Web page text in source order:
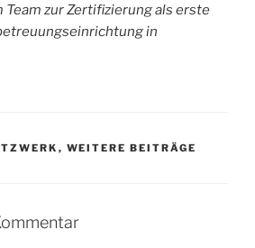
Team zur Zertifizierung als erste
in
, WEITERE BEITRÄGE